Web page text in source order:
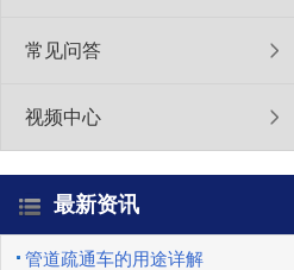
常见问答
视频中心
最新资讯
管道疏通车的用途详解